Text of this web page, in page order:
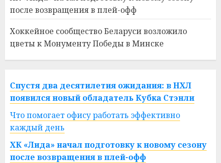
после возвращения в плей-офф
Хоккейное сообщество Беларуси возложило
цветы к Монументу Победы в Минске
Спустя два десятилетия ожидания: в НХЛ
появился новый обладатель Кубка Стэнли
Что помогает офису работать эффективно
каждый день
ХК «Лида» начал подготовку к новому сезону
после возвращения в плей-офф